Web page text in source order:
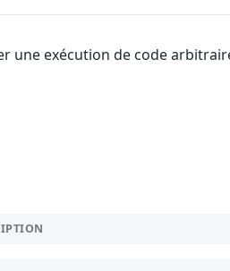
une exécution de code